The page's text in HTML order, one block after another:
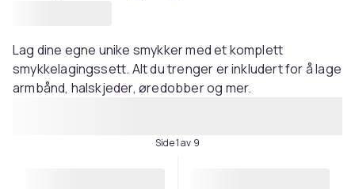
Lag dine egne unike smykker med et komplett
smykkelagingssett. Alt du trenger er inkludert for å lage
armbånd, halskjeder, øredobber og mer.
Side 1 av 9